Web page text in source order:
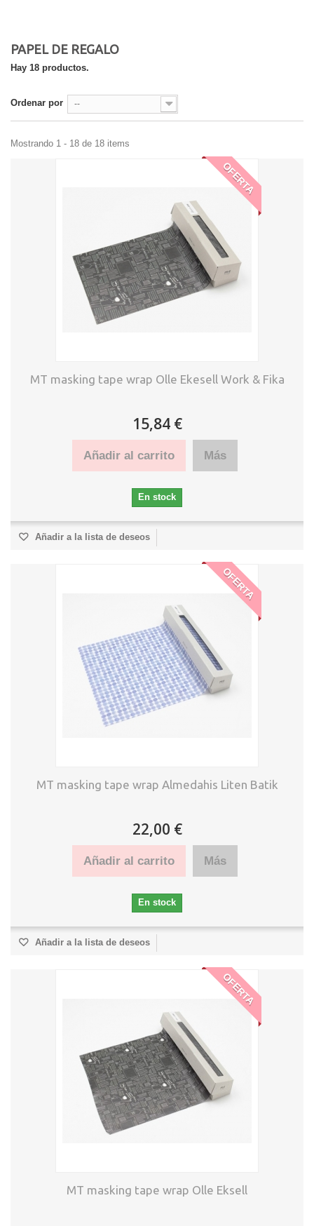
PAPEL DE REGALO
Hay 18 productos.
Ordenar por --
Mostrando 1 - 18 de 18 items
OFERTA
MT masking tape wrap Olle Ekesell Work & Fika
15,84 €
Añadir al carrito Más
En stock
Añadir a la lista de deseos
OFERTA
MT masking tape wrap Almedahis Liten Batik
22,00 €
Añadir al carrito Más
En stock
Añadir a la lista de deseos
OFERTA
MT masking tape wrap Olle Eksell